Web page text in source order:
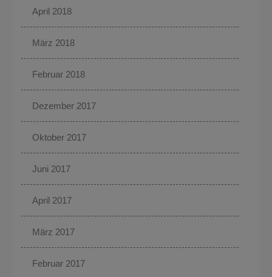
April 2018
März 2018
Februar 2018
Dezember 2017
Oktober 2017
Juni 2017
April 2017
März 2017
Februar 2017